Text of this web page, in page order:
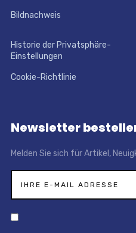
Bildnachweis
Historie der Privatsphäre-
Einstellungen
Cookie-Richtlinie
Newsletter
Melden Sie sich für Artikel,